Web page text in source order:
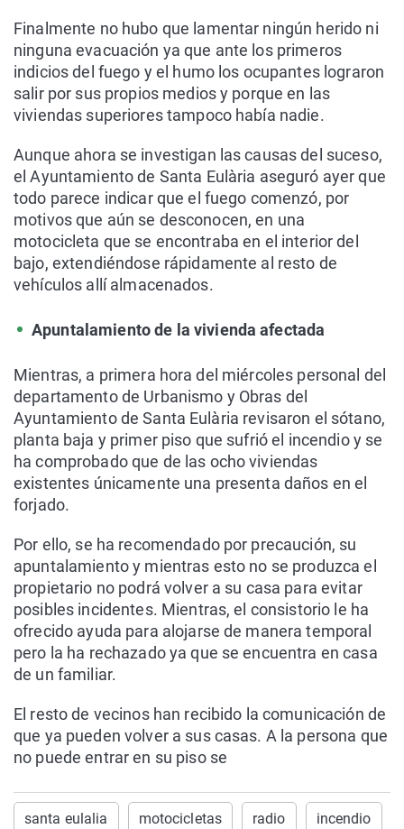
Finalmente no hubo que lamentar ningún herido ni
ninguna evacuación ya que ante los primeros
indicios del fuego y el humo los ocupantes lograron
salir por sus propios medios y porque en las
viviendas superiores tampoco había nadie.
Aunque ahora se investigan las causas del suceso,
el Ayuntamiento de Santa Eulària aseguró ayer que
todo parece indicar que el fuego comenzó, por
motivos que aún se desconocen, en una
motocicleta que se encontraba en el interior del
bajo, extendiéndose rápidamente al resto de
vehículos allí almacenados.
Apuntalamiento de la vivienda afectada
Mientras, a primera hora del miércoles personal del
departamento de Urbanismo y Obras del
Ayuntamiento de Santa Eulària revisaron el sótano,
planta baja y primer piso que sufrió el incendio y se
ha comprobado que de las ocho viviendas
existentes únicamente una presenta daños en el
forjado.
Por ello, se ha recomendado por precaución, su
apuntalamiento y mientras esto no se produzca el
propietario no podrá volver a su casa para evitar
posibles incidentes. Mientras, el consistorio le ha
ofrecido ayuda para alojarse de manera temporal
pero la ha rechazado ya que se encuentra en casa
de un familiar.
El resto de vecinos han recibido la comunicación de
que ya pueden volver a sus casas. A la persona que
no puede entrar en su piso se
santa eulalia motocicletas radio incendio